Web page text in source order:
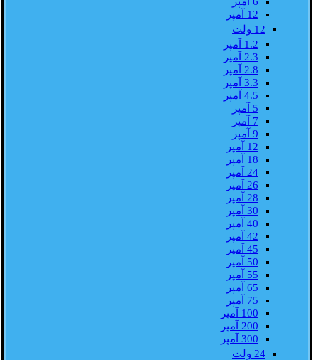
12 آمپر
12 ولت
1.2 آمپر
2.3 آمپر
2.8 آمپر
3.3 آمپر
4.5 آمپر
5 آمپر
7 آمپر
9 آمپر
12 آمپر
18 آمپر
24 آمپر
26 آمپر
28 آمپر
30 آمپر
40 آمپر
42 آمپر
45 آمپر
50 آمپر
55 آمپر
65 آمپر
75 آمپر
100 آمپر
200 آمپر
300 آمپر
24 ولت